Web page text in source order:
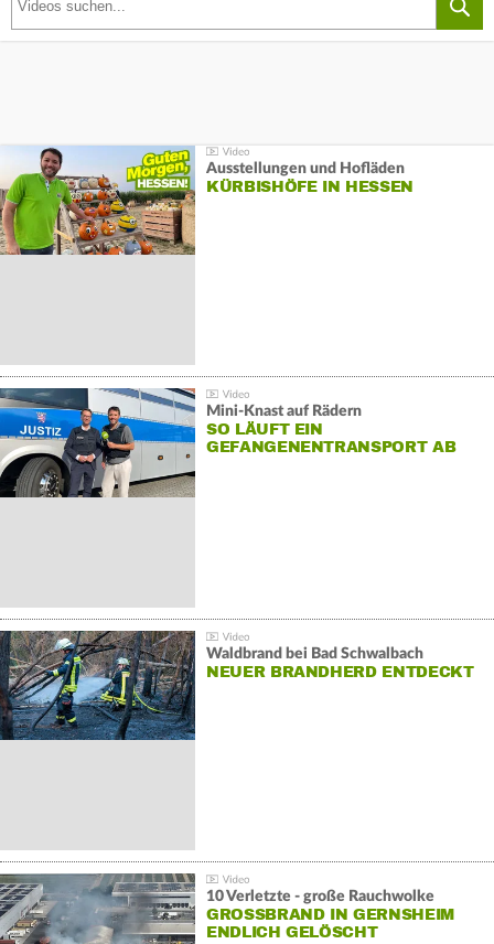
Ausstellungen und Hofläden
KÜRBISHÖFE IN HESSEN
Mini-Knast auf Rädern
SO LÄUFT EIN
GEFANGENENTRANSPORT AB
Waldbrand bei Bad Schwalbach
NEUER BRANDHERD ENTDECKT
10 Verletzte - große Rauchwolke
GROSSBRAND IN GERNSHEIM E
NDLICH GELÖSCHT